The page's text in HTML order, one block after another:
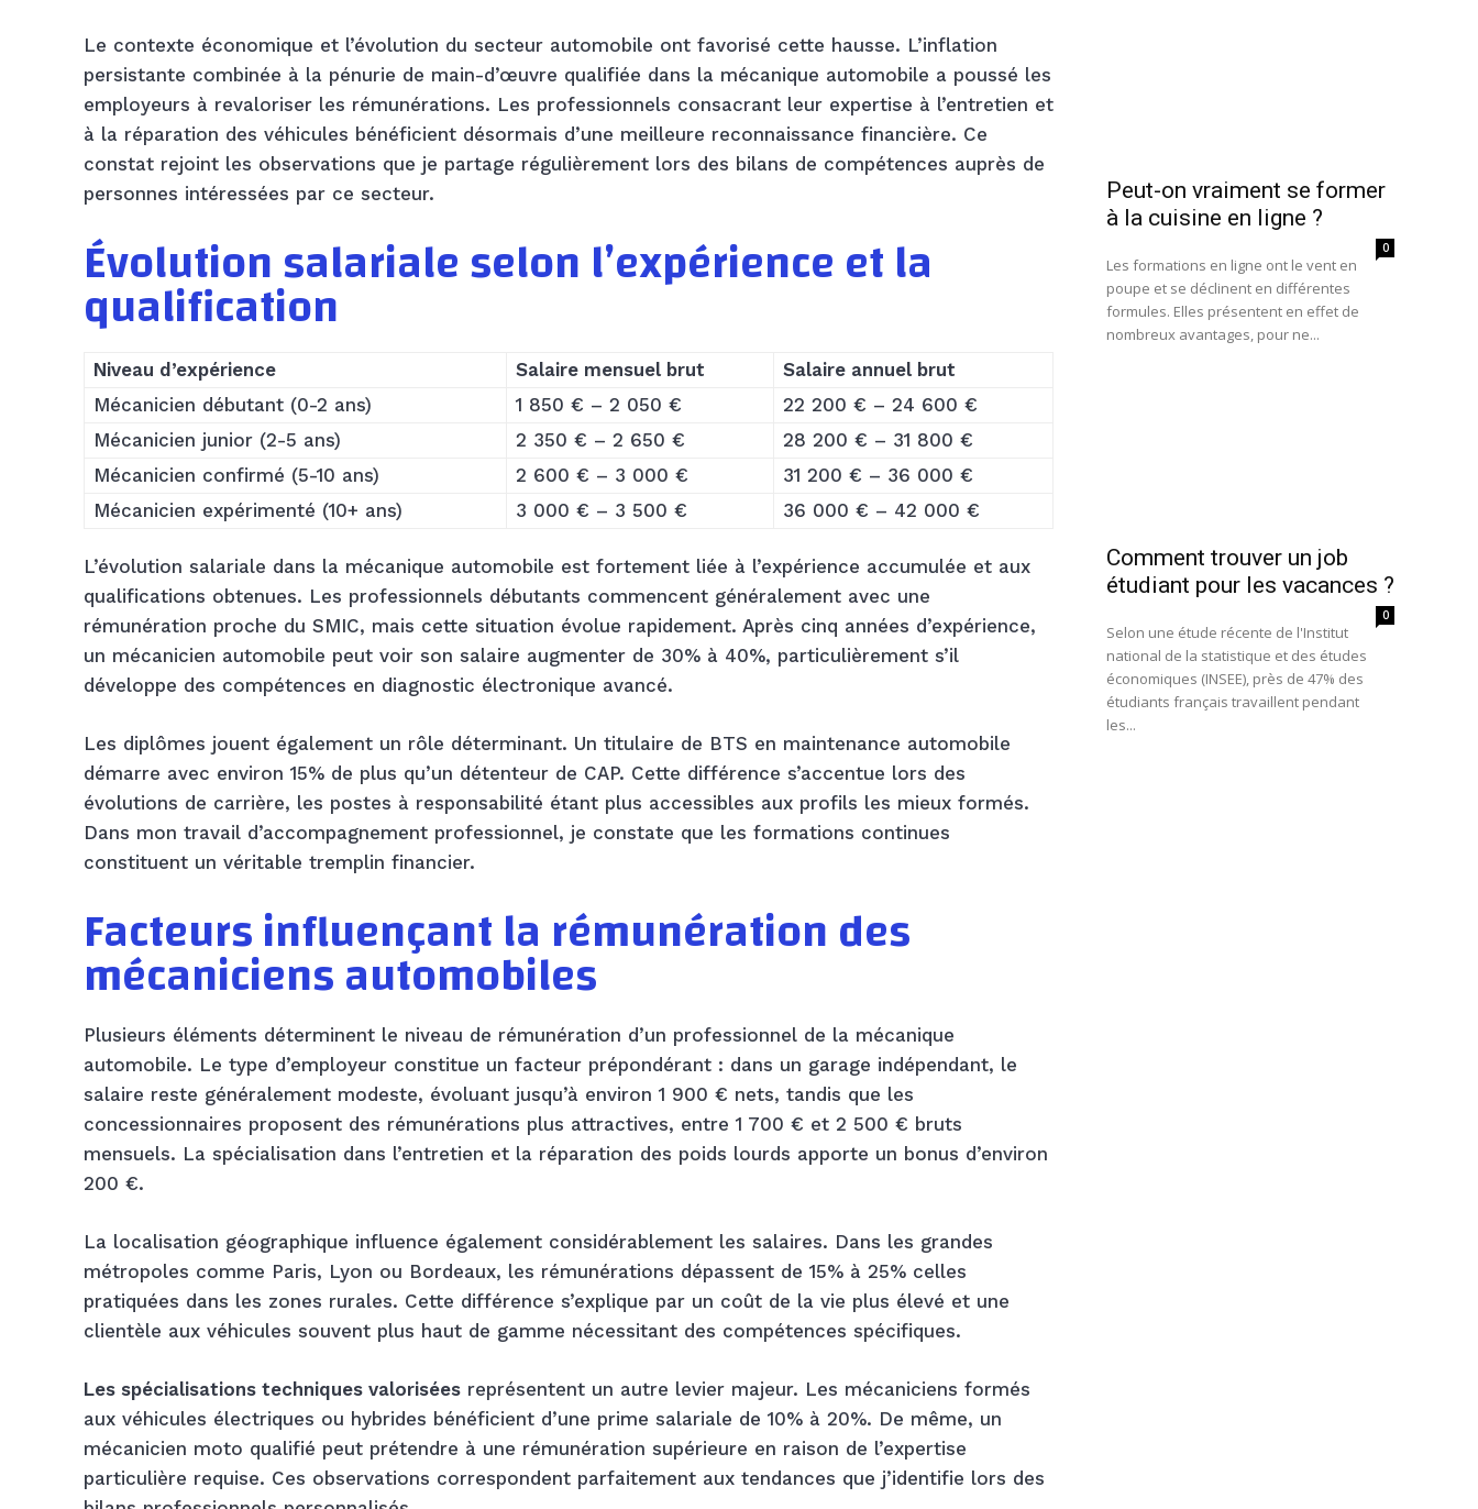
Le contexte économique et l’évolution du secteur automobile ont favorisé cette hausse. L’inflation
persistante combinée à la pénurie de main-d’œuvre qualifiée dans la mécanique automobile a poussé les
employeurs à revaloriser les rémunérations. Les professionnels consacrant leur expertise à l’entretien et
à la réparation des véhicules bénéficient désormais d’une meilleure reconnaissance financière. Ce
constat rejoint les observations que je partage régulièrement lors des bilans de compétences auprès de
personnes intéressées par ce secteur.
Évolution salariale selon l’expérience et la
qualification
Niveau d’expérience Salaire mensuel brut
Salaire annuel brut
Mécanicien débutant (0-2 ans)
1 850 € – 2 050 €
22 200 € – 24 600 €
Mécanicien junior (2-5 ans)
2 350 € – 2 650 €
28 200 € – 31 800 €
Mécanicien confirmé (5-10 ans)
2 600 € – 3 000 €
31 200 € – 36 000 €
Mécanicien expérimenté (10+ ans)
3 000 € – 3 500 € 36 000 € – 42 000 €
L’évolution salariale dans la mécanique automobile est fortement liée à l’expérience accumulée et aux
qualifications obtenues. Les professionnels débutants commencent généralement avec une
rémunération proche du SMIC, mais cette situation évolue rapidement. Après cinq années d’expérience,
un mécanicien automobile peut voir son salaire augmenter de 30% à 40%, particulièrement s’il
développe des compétences en diagnostic électronique avancé.
Les diplômes jouent également un rôle déterminant. Un titulaire de BTS en maintenance automobile
démarre avec environ 15% de plus qu’un détenteur de CAP. Cette différence s’accentue lors des
évolutions de carrière, les postes à responsabilité étant plus accessibles aux profils les mieux formés.
Dans mon travail d’accompagnement professionnel, je constate que les formations continues
constituent un véritable tremplin financier.
Facteurs influençant la rémunération des
mécaniciens automobiles
Plusieurs éléments déterminent le niveau de rémunération d’un professionnel de la mécanique
automobile. Le type d’employeur constitue un facteur prépondérant : dans un garage indépendant, le
salaire reste généralement modeste, évoluant jusqu’à environ 1 900 € nets, tandis que les
concessionnaires proposent des rémunérations plus attractives, entre 1 700 € et 2 500 € bruts
mensuels. La spécialisation dans l’entretien et la réparation des poids lourds apporte un bonus d’environ
200 €.
La localisation géographique influence également considérablement les salaires. Dans les grandes
métropoles comme Paris, Lyon ou Bordeaux, les rémunérations dépassent de 15% à 25% celles
pratiquées dans les zones rurales. Cette différence s’explique par un coût de la vie plus élevé et une
clientèle aux véhicules souvent plus haut de gamme nécessitant des compétences spécifiques.
Les spécialisations techniques valorisées représentent un autre levier majeur. Les mécaniciens formés
aux véhicules électriques ou hybrides bénéficient d’une prime salariale de 10% à 20%. De même, un
mécanicien moto qualifié peut prétendre à une rémunération supérieure en raison de l’expertise
particulière requise. Ces observations correspondent parfaitement aux tendances que j’identifie lors des
Peut-on vraiment se former
à la cuisine en ligne ?
0
Les formations en ligne ont le vent en
poupe et se déclinent en différentes
formules. Elles présentent en effet de
nombreux avantages, pour ne...
Comment trouver un job
étudiant pour les vacances ?
0
Selon une étude récente de l'Institut
national de la statistique et des études
économiques (INSEE), près de 47% des
étudiants français travaillent pendant
les...